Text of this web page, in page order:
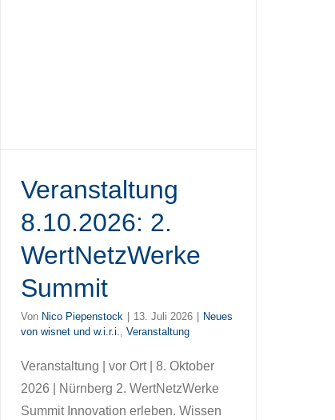
Veranstaltung
8.10.2026: 2.
WertNetzWerke
Summit
Von Nico Piepenstock 13. Juli 2026
Neues
von wisnet und w.i.r.i., Veranstaltung
Veranstaltung | vor Ort | 8. Oktober
2026 | Nürnberg 2. WertNetzWerke
Summit Innovation erleben. Wissen